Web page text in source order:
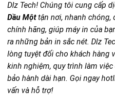
Dlz Tech! Chúng tôi cung cấp
Dầu Mộttận nơi, nhanh chóng,
chính hãng, giúp máy in của
ra những bản in sắc nét. Dlz
lòng tuyệt đối cho khách hàng
kinh nghiệm, quy trình làm
bảo hành dài hạn. Gọi ngay
vấn và hỗ trợ!